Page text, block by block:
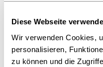
Diese Webseite
Wir verwenden Cookies,
personalisieren,
zu können und die
generativer KI
eines fairen
müsste eine
Lizenzbasis für die